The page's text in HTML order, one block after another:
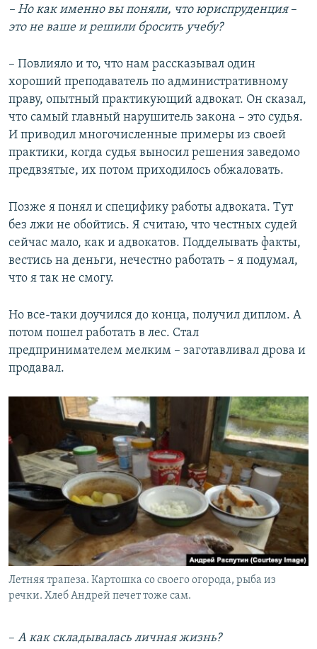
– Но как именно вы поняли, что юриспруденция–
это не ваше и решили бросить учебу?
– Повлияло и то, что нам рассказывал один
хороший преподаватель по административному
праву, опытный практикующий адвокат. Он сказал,
что самый главный нарушитель закона – это судья.
И приводил многочисленные примеры из своей
практики, когда судья выносил решения заведомо
предвзятые, их потом приходилось обжаловать.
Позже я понял и специфику работы адвоката. Тут
без лжи не обойтись. Я считаю, что честных судей
сейчас мало, как и адвокатов. Подделывать факты,
вестись на деньги, нечестно работать – я подумал,
что я так не смогу.
Но все-таки доучился до конца, получил диплом. А
потом пошел работать в лес. Стал
предпринимателем мелким – заготавливал дрова и
продавал.
Летняя трапеза. Картошка со своего огорода, рыба из
речки. Хлеб Андрей печет тоже сам.
– А как складывалась личная жизнь?